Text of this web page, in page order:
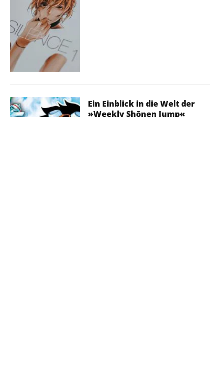
Ein Einblick in die Welt der
»Weekly Shōnen Jump«